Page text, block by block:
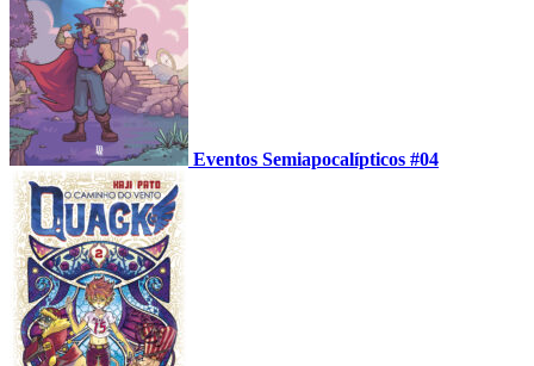
Eventos Semiapocalípticos #04